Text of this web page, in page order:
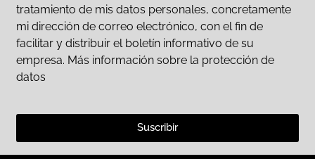
tratamiento de mis datos personales, concretamente
mi dirección de correo electrónico, con el fin de
facilitar y distribuir el boletín informativo de su
empresa. Más información sobre la protección de
datos
Suscribir